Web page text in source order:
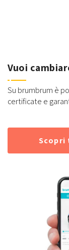
Vuoi
Su brumbrum è
certificate e